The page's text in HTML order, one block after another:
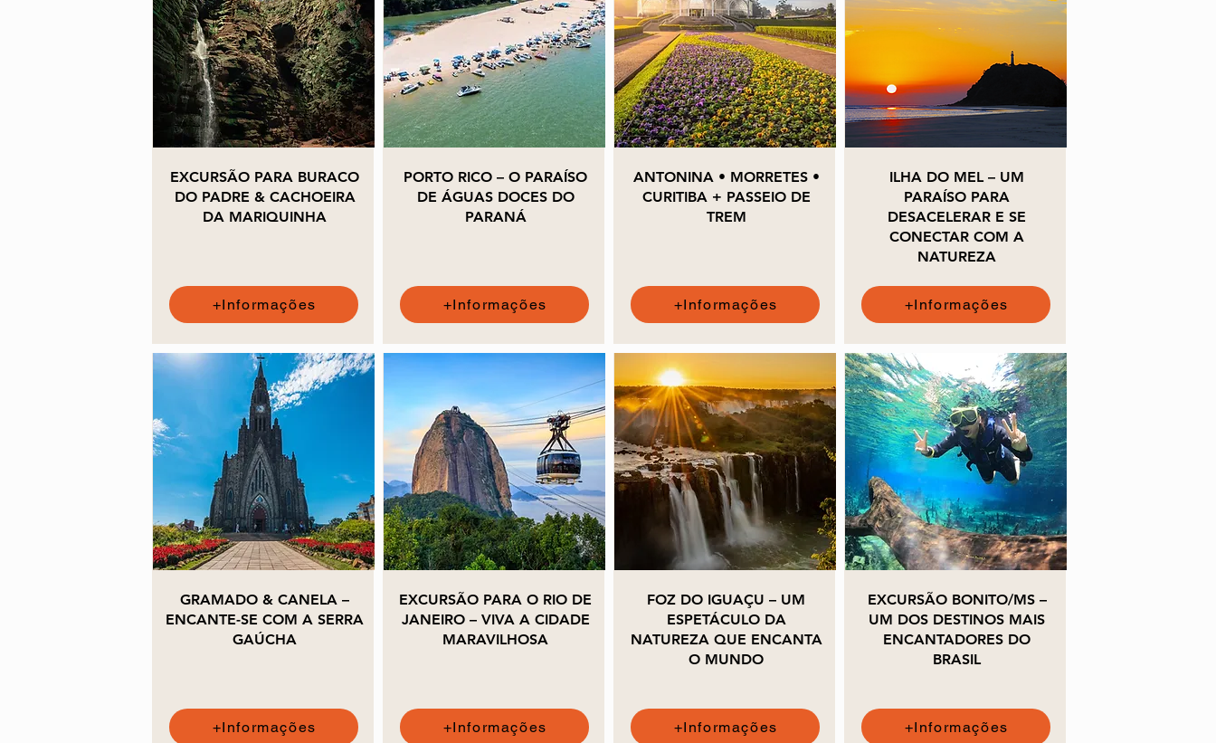
EXCURSÃO PARA BURACO
DO PADRE & CACHOEIRA
DA MARIQUINHA
+Informações
GRAMADO & CANELA –
ENCANTE-SE COM A SERRA
GAÚCHA
+Informações
PORTO RICO – O PARAÍSO
DE ÁGUAS DOCES DO
PARANÁ
+Informações
EXCURSÃO PARA O RIO DE
JANEIRO – VIVA A CIDADE
MARAVILHOSA
+Informações
ANTONINA • MORRETES •
CURITIBA + PASSEIO DE
TREM
+Informações
FOZ DO IGUAÇU – UM
ESPETÁCULO DA
NATUREZA QUE ENCANTA
O MUNDO
+Informações
ILHA DO MEL – UM
PARAÍSO PARA
DESACELERAR E SE
CONECTAR COM A
NATUREZA
+Informações
EXCURSÃO BONITO/MS –
UM DOS DESTINOS MAIS
ENCANTADORES DO
BRASIL
+Informações